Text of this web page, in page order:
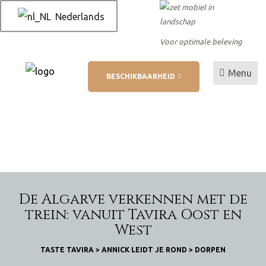
Nederlands
Voor optimale beleving
BESCHIKBAARHEID Menu
De Algarve verkennen met de
trein: vanuit Tavira Oost en
West
TASTE TAVIRA > ANNICK LEIDT JE ROND > DORPEN